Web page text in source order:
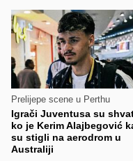
Prelijepe scene u Perthu
Igrači Juventusa su
ko je Kerim Alajbegović
su stigli na aerodrom u
Australiji